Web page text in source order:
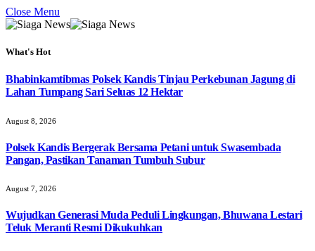
Close Menu
What's Hot
Bhabinkamtibmas Polsek Kandis Tinjau Perkebunan Jagung di
Lahan Tumpang Sari Seluas 12 Hektar
August 8, 2026
Polsek Kandis Bergerak Bersama Petani untuk Swasembada
Pangan, Pastikan Tanaman Tumbuh Subur
August 7, 2026
Wujudkan Generasi Muda Peduli Lingkungan, Bhuwana Lestari
Teluk Meranti Resmi Dikukuhkan